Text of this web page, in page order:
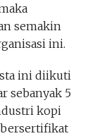
semakin
ini.
ini diikuti
sebanyak 5
kopi